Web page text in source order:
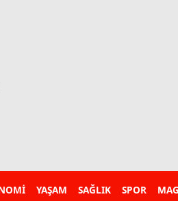
YAŞAM SAĞLIK SPOR